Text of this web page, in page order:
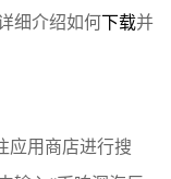
细介绍如何下载并
应用商店进行搜